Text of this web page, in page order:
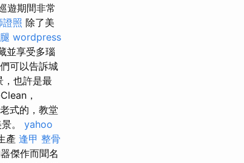
遊期間非常
證照 除了美
wordpress
並享受多瑙
可以告訴城
，也許是最
，
式的，教堂
。 yahoo
產 逢甲 整骨
傑作而聞名